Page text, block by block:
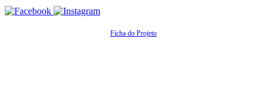
Ficha do Projeto